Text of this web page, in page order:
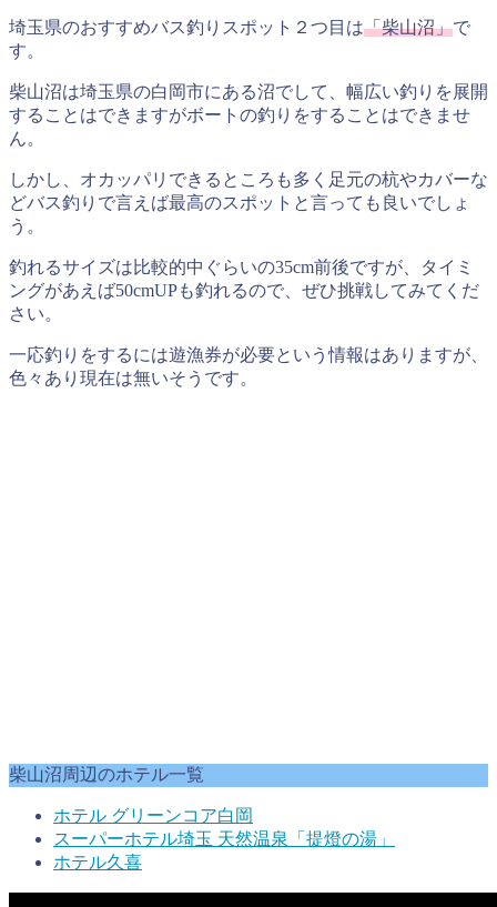
埼玉県のおすすめバス釣りスポット２つ目は「柴山沼」で
す。
柴山沼は埼玉県の白岡市にある沼でして、幅広い釣りを展開
することはできますがボートの釣りをすることはできませ
ん。
しかし、オカッパリできるところも多く足元の杭やカバーな
どバス釣りで言えば最高のスポットと言っても良いでしょ
う。
釣れるサイズは比較的中ぐらいの35cm前後ですが、タイミ
ングがあえば50cmUPも釣れるので、ぜひ挑戦してみてくだ
さい。
一応釣りをするには遊漁券が必要という情報はありますが、
色々あり現在は無いそうです。
柴山沼周辺のホテル一覧
ホテル グリーンコア白岡
スーパーホテル埼玉 天然温泉「提燈の湯」
ホテル久喜